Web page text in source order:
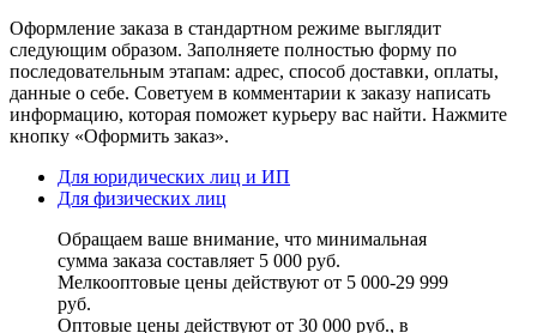
Оформление заказа в стандартном режиме выглядит
следующим образом. Заполняете полностью форму по
последовательным этапам: адрес, способ доставки, оплаты,
данные о себе. Советуем в комментарии к заказу написать
информацию, которая поможет курьеру вас найти. Нажмите
кнопку «Оформить заказ».
Для юридических лиц и ИП
Для физических лиц
Обращаем ваше внимание, что минимальная
сумма заказа составляет 5 000 руб.
Мелкооптовые цены действуют от 5 000-29 999
руб.
Оптовые цены действуют от 30 000 руб., в